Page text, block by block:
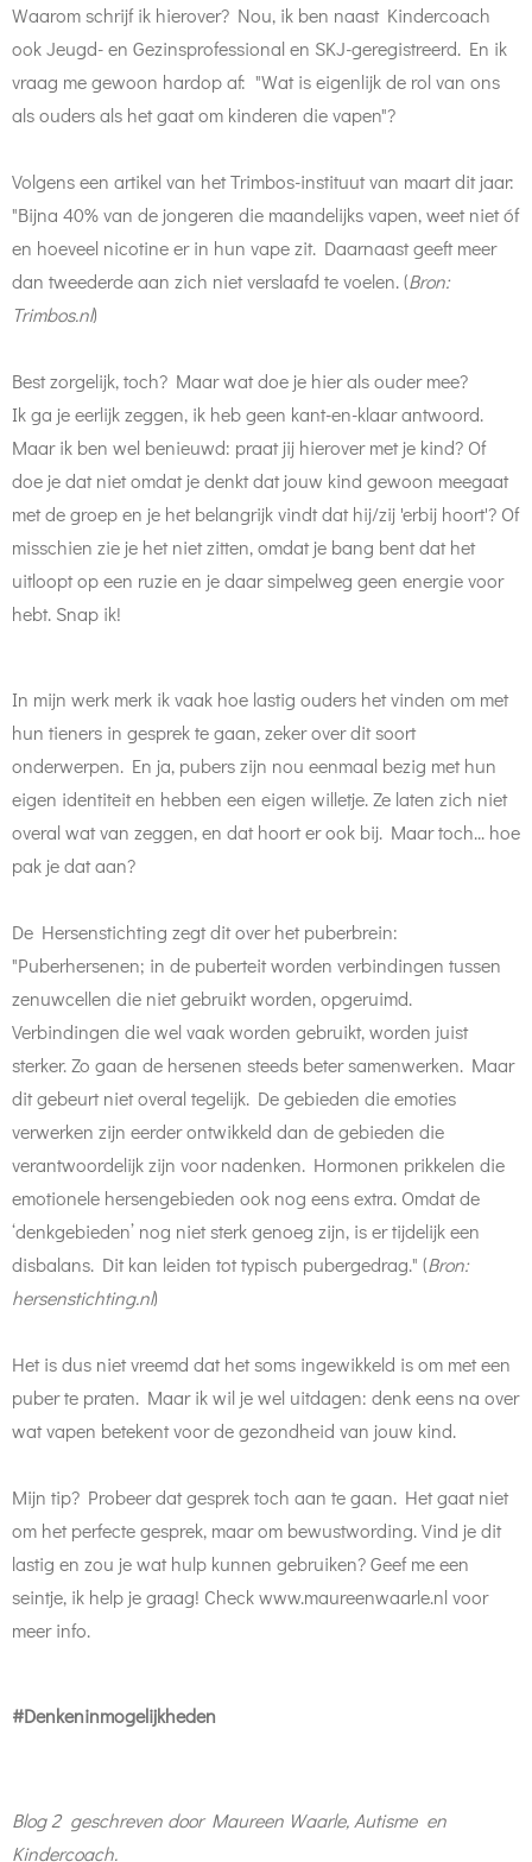
Waarom schrijf ik hierover? Nou, ik ben naast Kindercoach
ook Jeugd- en Gezinsprofessional en SKJ-geregistreerd. En ik
vraag me gewoon hardop af: "Wat is eigenlijk de rol van ons
als ouders als het gaat om kinderen die vapen"?
Volgens een artikel van het Trimbos-instituut van maart dit jaar:
"Bijna 40% van de jongeren die maandelijks vapen, weet niet óf
en hoeveel nicotine er in hun vape zit. Daarnaast geeft meer
dan tweederde aan zich niet verslaafd te voelen. (Bron:
Trimbos.nl)
Best zorgelijk, toch? Maar wat doe je hier als ouder mee?
Ik ga je eerlijk zeggen, ik heb geen kant-en-klaar antwoord.
Maar ik ben wel benieuwd: praat jij hierover met je kind? Of
doe je dat niet omdat je denkt dat jouw kind gewoon meegaat
met de groep en je het belangrijk vindt dat hij/zij 'erbij hoort'? Of
misschien zie je het niet zitten, omdat je bang bent dat het
uitloopt op een ruzie en je daar simpelweg geen energie voor
hebt. Snap ik!
In mijn werk merk ik vaak hoe lastig ouders het vinden om met
hun tieners in gesprek te gaan, zeker over dit soort
onderwerpen. En ja, pubers zijn nou eenmaal bezig met hun
eigen identiteit en hebben een eigen willetje. Ze laten zich niet
overal wat van zeggen, en dat hoort er ook bij. Maar toch... hoe
pak je dat aan?
De Hersenstichting zegt dit over het puberbrein:
"Puberhersenen; in de puberteit worden verbindingen tussen
zenuwcellen die niet gebruikt worden, opgeruimd.
Verbindingen die wel vaak worden gebruikt, worden juist
sterker. Zo gaan de hersenen steeds beter samenwerken. Maar
dit gebeurt niet overal tegelijk. De gebieden die emoties
verwerken zijn eerder ontwikkeld dan de gebieden die
verantwoordelijk zijn voor nadenken. Hormonen prikkelen die
emotionele hersengebieden ook nog eens extra. Omdat de
‘denkgebieden’ nog niet sterk genoeg zijn, is er tijdelijk een
disbalans. Dit kan leiden tot typisch pubergedrag." (Bron:
hersenstichting.nl)
Het is dus niet vreemd dat het soms ingewikkeld is om met een
puber te praten. Maar ik wil je wel uitdagen: denk eens na over
wat vapen betekent voor de gezondheid van jouw kind.
Mijn tip? Probeer dat gesprek toch aan te gaan. Het gaat niet
om het perfecte gesprek, maar om bewustwording. Vind je dit
lastig en zou je wat hulp kunnen gebruiken? Geef me een
seintje, ik help je graag! Check www.maureenwaarle.nl voor
meer info.
#Denkeninmogelijkheden
Blog 2 geschreven door Maureen Waarle, Autisme en
Kindercoach.